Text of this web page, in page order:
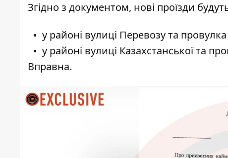
Згідно з документом, нові проїзди
у районі вулиці Перевозу та
у районі вулиці Казахстанської та
Вправна.